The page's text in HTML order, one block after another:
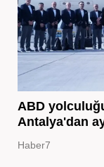
ABD
Antalya'dan
Haber7